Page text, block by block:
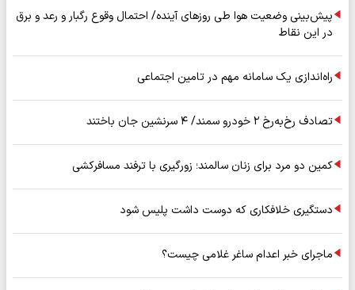
پیش‌بینی وضعیت هوا طی روزهای آینده/ احتمال وقوع رگبار و رعد و برق
در این نقاط
راه‌اندازی یک سامانه مهم در تامین اجتماعی
تصادف رخ‌به‌رخ ۲ خودرو سمند/ ۴ سرنشین جان باختند
کمین دو مرد برای زنان سالمند؛ زورگیری با ترفند مسافرکشی
دستگیری خلافکاری که دوست داشت پلیس شود
ماجرای خبر اعدام ساغر غلامی چیست؟